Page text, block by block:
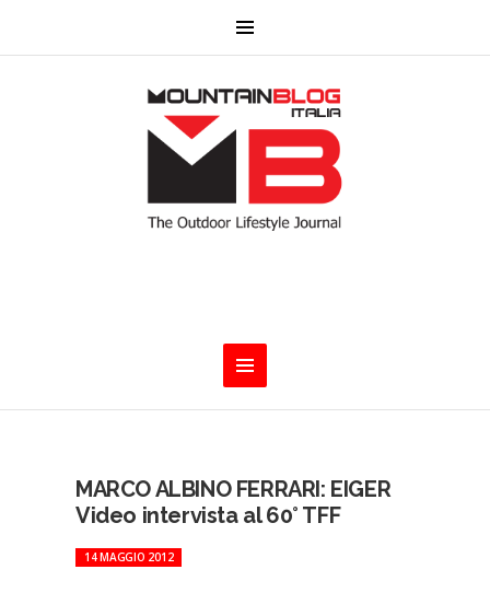
MARCO ALBINO FERRARI: EIGER
Video intervista al 60° TFF
14 MAGGIO 2012